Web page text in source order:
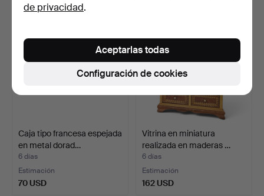
Caja tipo francesa espejada
en metal dorad…
6 días
Estimación
70 USD
Vitrina en miniatura
realizada en maderas …
6 días
Estimación
162 USD
de privacidad.
Configuración de cookies
Aceptarlas todas